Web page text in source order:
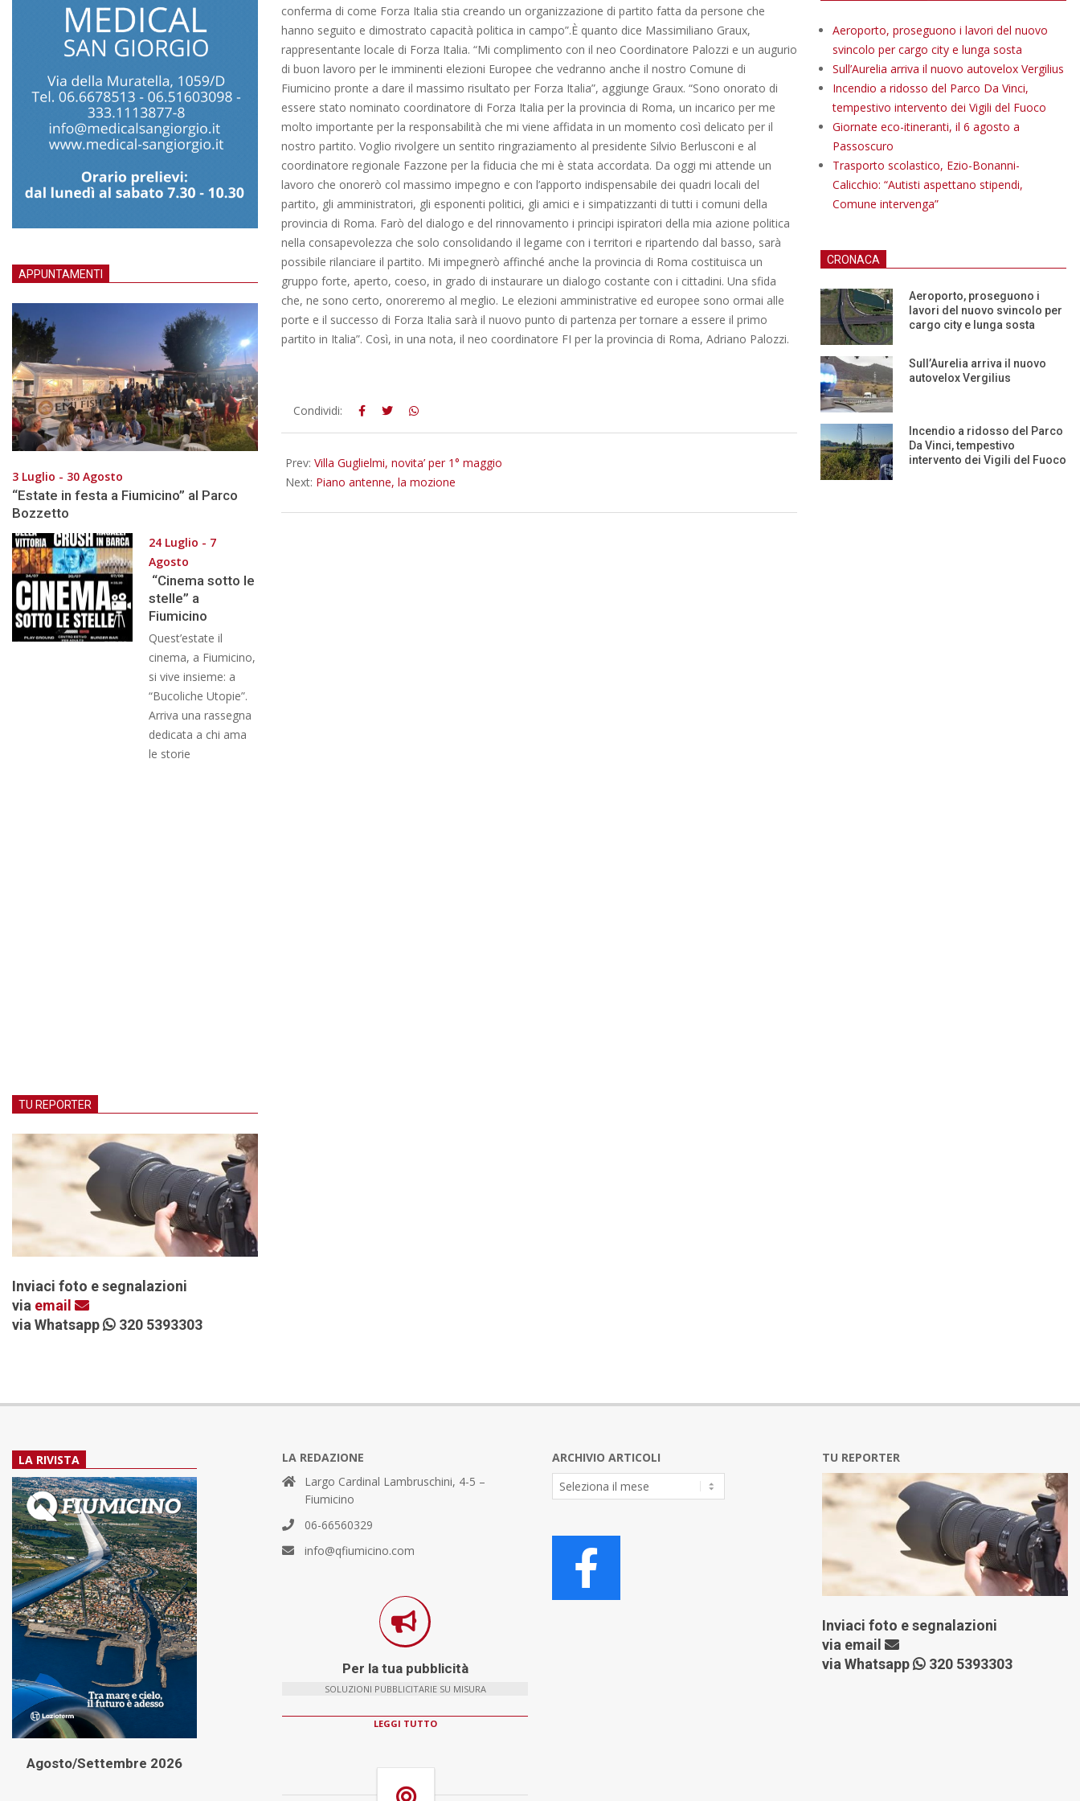
conferma di come Forza Italia stia creando un organizzazione di partito fatta da persone che
hanno seguito e dimostrato capacità politica in campo”.È quanto dice Massimiliano Graux,
rappresentante locale di Forza Italia. “Mi complimento con il neo Coordinatore Palozzi e un augurio
di buon lavoro per le imminenti elezioni Europee che vedranno anche il nostro Comune di
Fiumicino pronte a dare il massimo risultato per Forza Italia”, aggiunge Graux. “Sono onorato di
essere stato nominato coordinatore di Forza Italia per la provincia di Roma, un incarico per me
molto importante per la responsabilità che mi viene affidata in un momento così delicato per il
nostro partito. Voglio rivolgere un sentito ringraziamento al presidente Silvio Berlusconi e al
coordinatore regionale Fazzone per la fiducia che mi è stata accordata. Da oggi mi attende un
lavoro che onorerò col massimo impegno e con l’apporto indispensabile dei quadri locali del
partito, gli amministratori, gli esponenti politici, gli amici e i simpatizzanti di tutti i comuni della
provincia di Roma. Farò del dialogo e del rinnovamento i principi ispiratori della mia azione politica
nella consapevolezza che solo consolidando il legame con i territori e ripartendo dal basso, sarà
possibile rilanciare il partito. Mi impegnerò affinché anche la provincia di Roma costituisca un
gruppo forte, aperto, coeso, in grado di instaurare un dialogo costante con i cittadini. Una sfida
che, ne sono certo, onoreremo al meglio. Le elezioni amministrative ed europee sono ormai alle
porte e il successo di Forza Italia sarà il nuovo punto di partenza per tornare a essere il primo
partito in Italia”. Così, in una nota, il neo coordinatore FI per la provincia di Roma, Adriano Palozzi.
2014-
04-
Condividi:
Prev: Villa Guglielmi, novita’ per 1° maggio
Next: Piano antenne, la mozione
APPUNTAMENTI
3 Luglio - 30 Agosto
“Estate in festa a Fiumicino” al Parco
Bozzetto
24 Luglio - 7
Agosto
“Cinema sotto le
stelle” a
Fiumicino
Quest’estate il
cinema, a Fiumicino,
si vive insieme: a
“Bucoliche Utopie”.
Arriva una rassegna
dedicata a chi ama
le storie
TU REPORTER
Inviaci foto e segnalazioni
via email
via Whatsapp
320 5393303
Aeroporto, proseguono i lavori del nuovo
svincolo per cargo city e lunga sosta
Sull’Aurelia arriva il nuovo autovelox Vergilius
Incendio a ridosso del Parco Da Vinci,
tempestivo intervento dei Vigili del Fuoco
Giornate eco-itineranti, il 6 agosto a
Passoscuro
Trasporto scolastico, Ezio-Bonanni-
Calicchio: “Autisti aspettano stipendi,
Comune intervenga”
CRONACA
Aeroporto, proseguono i
lavori del nuovo svincolo per
cargo city e lunga sosta
Sull’Aurelia arriva il nuovo
autovelox Vergilius
Incendio a ridosso del Parco
Da Vinci, tempestivo
intervento dei Vigili del Fuoco
LA RIVISTA
Agosto/Settembre 2026
LA REDAZIONE
Largo Cardinal Lambruschini, 4-5 –
Fiumicino
06-66560329
info@qfiumicino.com
Per la tua pubblicità
SOLUZIONI PUBBLICITARIE SU MISURA
LEGGI TUTTO
ARCHIVIO ARTICOLI
Archivio
Articoli
TU REPORTER
Inviaci foto e segnalazioni
via email
via Whatsapp
320 5393303